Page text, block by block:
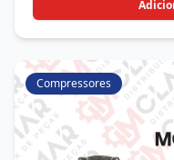
Compressores